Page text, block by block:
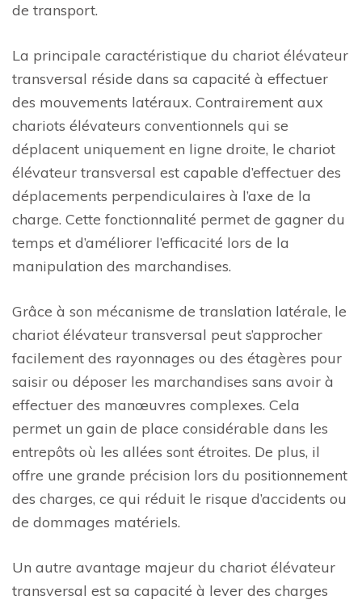
de transport.
La principale caractéristique du chariot élévateur
transversal réside dans sa capacité à effectuer
des mouvements latéraux. Contrairement aux
chariots élévateurs conventionnels qui se
déplacent uniquement en ligne droite, le chariot
élévateur transversal est capable d’effectuer des
déplacements perpendiculaires à l’axe de la
charge. Cette fonctionnalité permet de gagner du
temps et d’améliorer l’efficacité lors de la
manipulation des marchandises.
Grâce à son mécanisme de translation latérale, le
chariot élévateur transversal peut s’approcher
facilement des rayonnages ou des étagères pour
saisir ou déposer les marchandises sans avoir à
effectuer des manœuvres complexes. Cela
permet un gain de place considérable dans les
entrepôts où les allées sont étroites. De plus, il
offre une grande précision lors du positionnement
des charges, ce qui réduit le risque d’accidents ou
de dommages matériels.
Un autre avantage majeur du chariot élévateur
transversal est sa capacité à lever des charges